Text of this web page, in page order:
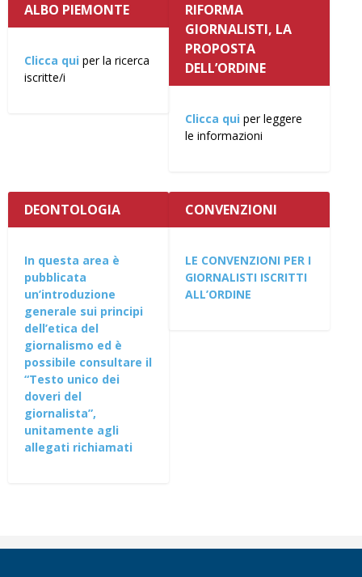
ALBO PIEMONTE
Clicca qui per la ricerca
iscritte/i
RIFORMA
GIORNALISTI, LA
PROPOSTA
DELL’ORDINE
Clicca qui per leggere
le informazioni
DEONTOLOGIA
In questa area è
pubblicata
un’introduzione
generale sui principi
dell’etica del
giornalismo ed è
possibile consultare il
“Testo unico dei
doveri del
giornalista”,
unitamente agli
allegati richiamati
CONVENZIONI
LE CONVENZIONI PER I
GIORNALISTI ISCRITTI
ALL’ORDINE